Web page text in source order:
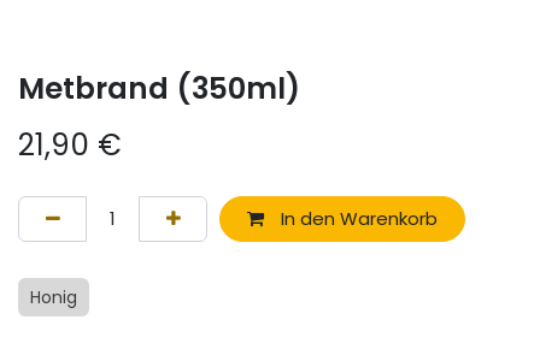
Metbrand (350ml)
21,90 €
In den Warenkorb
Honig